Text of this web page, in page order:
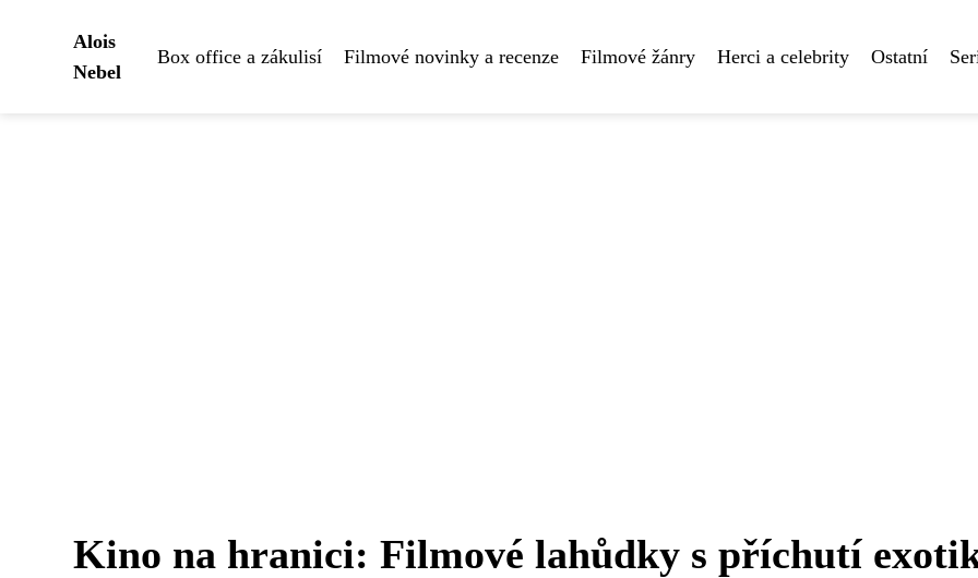
Alois
Nebel
Box office a zákulisí Filmové novinky a recenze Filmové žánry Herci a celebrity Ostatní
Kino na hranici: Filmové lahůdky s příchutí